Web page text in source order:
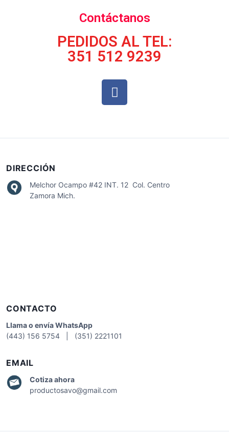
Contáctanos
PEDIDOS AL TEL:
351 512 9239
DIRECCIÓN
Melchor Ocampo #42 INT. 12 Col. Centro
Zamora Mich.
CONTACTO
Llama o envía WhatsApp
(443) 156 5754 | (351) 2221101
EMAIL
Cotizaahora
productosavo@gmail.com